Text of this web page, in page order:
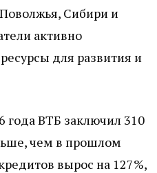
Сибири и
активно
для развития и
года ВТБ заключил 310
чем в прошлом
вырос на 127%,